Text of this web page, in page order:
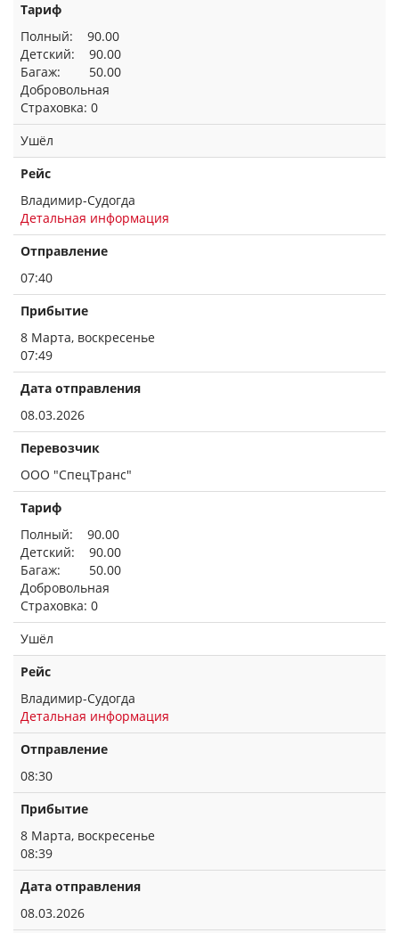
Тариф
Полный: 90.00
Детский: 90.00
Багаж: 50.00
Добровольная
Страховка: 0
Ушёл
Рейс
Владимир-Судогда
Детальная информация
Отправление
07:40
Прибытие
8 Марта, воскресенье
07:49
Дата отправления
08.03.2026
Перевозчик
ООО "СпецТранс"
Тариф
Полный: 90.00
Детский: 90.00
Багаж: 50.00
Добровольная
Страховка: 0
Ушёл
Рейс
Владимир-Судогда
Детальная информация
Отправление
08:30
Прибытие
8 Марта, воскресенье
08:39
Дата отправления
08.03.2026